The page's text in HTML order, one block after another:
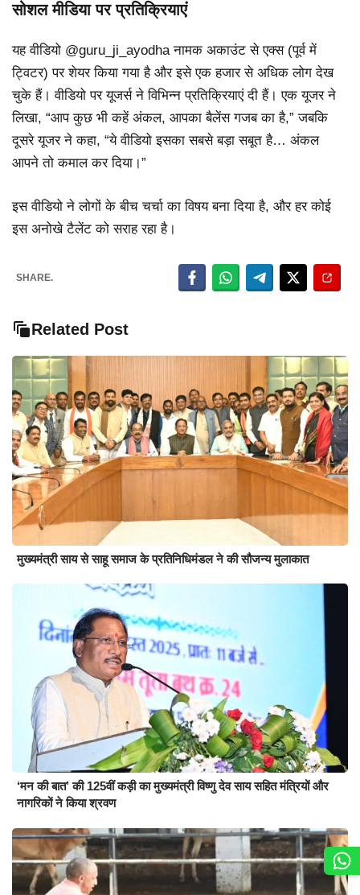
सोशल मीडिया पर प्रतिक्रियाएं
यह वीडियो @guru_ji_ayodha नामक अकाउंट से एक्स (पूर्व में
ट्विटर) पर शेयर किया गया है और इसे एक हजार से अधिक लोग देख
चुके हैं। वीडियो पर यूजर्स ने विभिन्न प्रतिक्रियाएं दी हैं। एक यूजर ने
लिखा, “आप कुछ भी कहें अंकल, आपका बैलेंस गजब का है,” जबकि
दूसरे यूजर ने कहा, “ये वीडियो इसका सबसे बड़ा सबूत है… अंकल
आपने तो कमाल कर दिया।”
इस वीडियो ने लोगों के बीच चर्चा का विषय बना दिया है, और हर कोई
इस अनोखे टैलेंट को सराह रहा है।
SHARE.
Related Post
मुख्यमंत्री साय से साहू समाज के प्रतिनिधिमंडल ने की सौजन्य मुलाकात
‘मन की बात’ की 125वीं कड़ी का मुख्यमंत्री विष्णु देव साय सहित मंत्रियों और
नागरिकों ने किया श्रवण